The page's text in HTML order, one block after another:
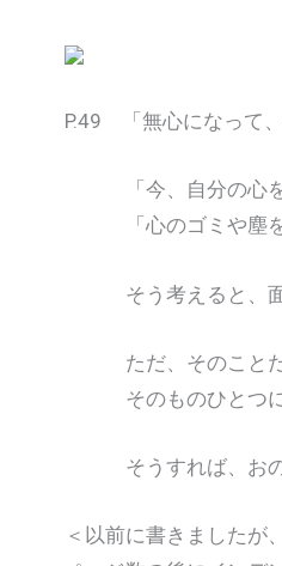
P.49 「無心になって
「今、自分の心を
「心のゴミや塵を
そう考えると、面倒
ただ、そのことだ
そのものひとつに
そうすれば、おのず
＜以前に書きましたが、